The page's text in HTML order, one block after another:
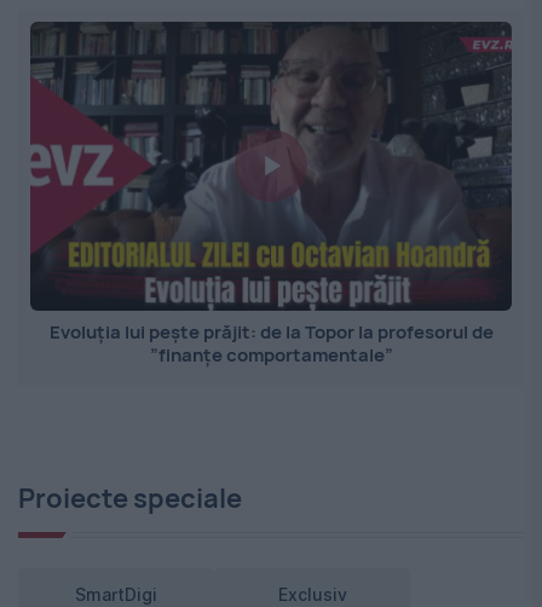
Evoluția lui pește prăjit: de la Topor la profesorul de
”finanțe comportamentale”
Proiecte speciale
SmartDigi Exclusiv